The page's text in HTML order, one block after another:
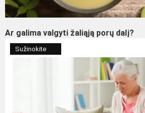
Ar galima valgyti žaliąją porų dalį?
Sužinokite